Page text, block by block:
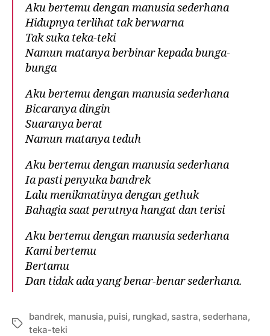
Aku bertemu dengan manusia sederhana
Hidupnya terlihat tak berwarna
Tak suka teka-teki
Namun matanya berbinar kepada bunga-
bunga
Aku bertemu dengan manusia sederhana
Bicaranya dingin
Suaranya berat
Namun matanya teduh
Aku bertemu dengan manusia sederhana
Ia pasti penyuka bandrek
Lalu menikmatinya dengan gethuk
Bahagia saat perutnya hangat dan terisi
Aku bertemu dengan manusia sederhana
Kami bertemu
Bertamu
Dan tidak ada yang benar-benar sederhana.
bandrek, manusia, puisi, rungkad, sastra, sederhana,
teka-teki